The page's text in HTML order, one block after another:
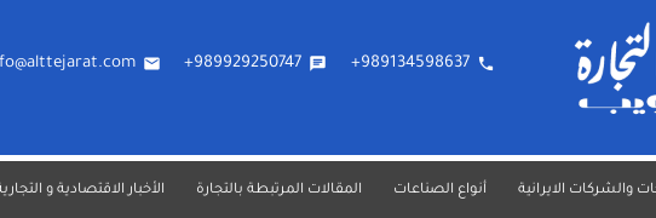
phone
989134598637+
chat
989929250747+
email
والشركات الايرانية أنواع الصناعات المقالات المرتبطة بالتجارة الأخبار الاقتصادية و